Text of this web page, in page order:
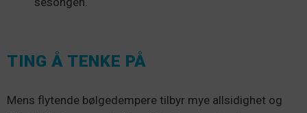
TING Å TENKE PÅ
Mens flytende bølgedempere tilbyr mye allsidighet og